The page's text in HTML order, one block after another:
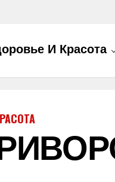
И Красота